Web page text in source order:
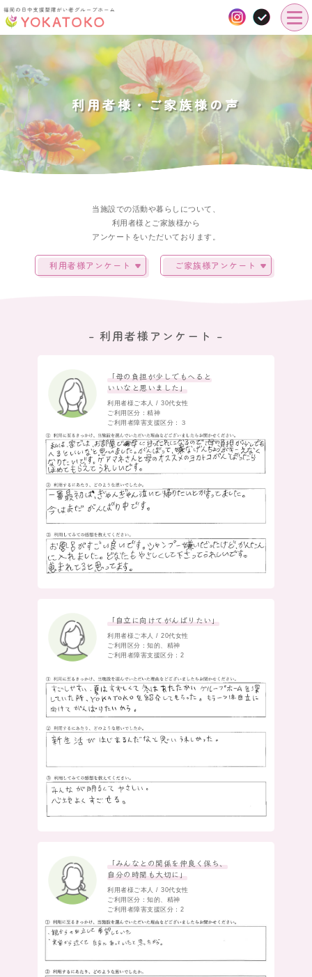
利用者様・ご家族様の声
当施設での活動や暮らしについて、
利用者様とご家族様から
アンケートをいただいております。
利用者様アンケート ご家族様アンケート
– 利用者様アンケート –
「母の負担が少しでもへると
いいなと思いました」
利用者様ご本人 / 30代女性
ご利用区分：精神
ご利用者障害支援区分：３
「自立に向けてがんばりたい」
利用者様ご本人 / 20代女性
ご利用区分：知的、精神
ご利用者障害支援区分：2
「みんなとの関係を仲良く保ち、
自分の時間も大切に」
利用者様ご本人 / 30代女性
ご利用区分：知的、精神
ご利用者障害支援区分：2